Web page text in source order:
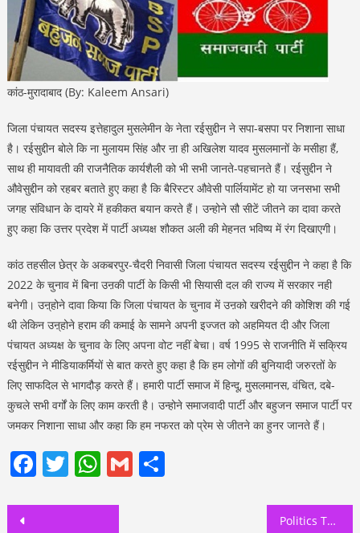
कांठ-मुरादाबाद (By: Kaleem Ansari)
जिला पंचायत सदस्य इत्तेहादुल मुसलेमीन के नेता रईसुद्दीन ने सपा-बसपा पर निशाना साधा
है। रईसुद्दीन बोले कि ना मुलायम सिंह और ऩा ही अखिलेश यादव मुसलमानों के मसीहा हैं,
साथ ही मायावती की राजनैतिक कार्यशैली को भी सभी जानते-पहचानते हैं। रईसुद्दीन ने
औवेसुद्दीन को रहबर बताते हुए कहा है कि बैरिस्टर औवेसी पार्लियामेंट हो या जनसभा सभी
जगह संविधान के दायरे में हकीकत बयान करते हैं। उन्होने सौ सीटें जीतने का दावा करते
हुए कहा कि उत्तर प्रदेश में पार्टी अध्यक्ष शौकत अली की मेहनत भविष्य में रंग दिखाएगी।
कांठ तहसील छेत्र के अकबरपुर-चैदरी निवासी जिला पंचायत सदस्य रईसुद्दीन ने कहा है कि
2022 के चुनाव में बिना उऩकी पार्टी के किसी भी सियासी दल की राज्य में सरकार नही
बनेगी। उऩ्होने दावा किया कि जिला पंचायत के चुनाव में उऩको खरीदने की कोशिश की गई
थी लेकिन उऩ्होने हराम की कमाई के सामने अपनी इज्जत को अहमियत दी और जिला
पंचायत अध्यक्ष के चुनाव के लिए अपना वोट नहीं बेचा। वर्ष 1995 से राजनीति में सक्रिय
रईसुद्दीन ने मीडियाकर्मियों से बात करते हुए कहा है कि हम लोगों की बुनियादी जरुरतों के
लिए साफदिल से भागदौड़ करते हैं। हमारी पार्टी समाज में हिन्दू, मुसलमानस, वंचित, दबे-
कुचले सभी वर्गों के लिए काम करती है। उन्होने समाजवादी पार्टी और बहुजन समाज पार्टी पर
जमकर निशाना साधा और कहा कि हम नफरत को प्रेम से जीतने का हुनर जानते हैं।
Facebook
Twitter
WhatsApp
GmailShare
Post
Politics Today: कांग्रेस और भाजपा की विचारधारा में धरती-आकाश का अंतर है: फिरोज़ अनवर